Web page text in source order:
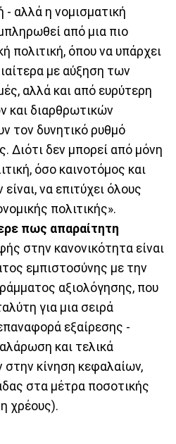
- αλλά η νομισματική
από μια πιο
πολιτική, όπου να υπάρχει
με αύξηση των
αλλά και από ευρύτερη
και διαρθρωτικών
τον δυνητικό ρυθμό
Διότι δεν μπορεί από μόνη
όσο καινοτόμος και
να επιτύχει όλους
πολιτικής».
πως απαραίτητη
στην κανονικότητα είναι
εμπιστοσύνης με την
αξιολόγησης, που
για μια σειρά
εξαίρεσης -
και τελικά
κίνηση κεφαλαίων,
στα μέτρα ποσοτικής
χρέους).